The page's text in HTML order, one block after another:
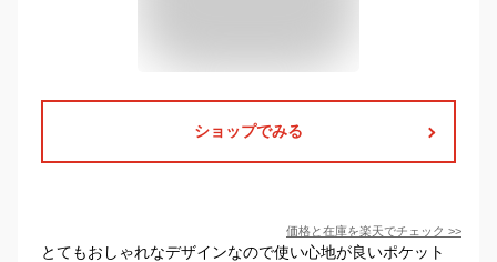
ショップでみる
価格と在庫を楽天でチェック >>
とてもおしゃれなデザインなので使い心地が良いポケット